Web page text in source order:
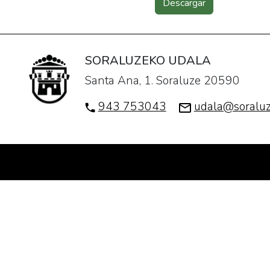
Descargar
SORALUZEKO UDALA
Santa Ana, 1. Soraluze 20590
943 753043